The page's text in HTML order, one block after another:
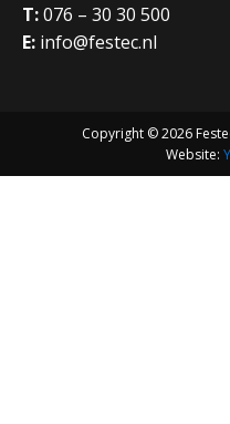
T:076 – 30 30 500
E: info@festec.nl
Copyright © 2026
Website: